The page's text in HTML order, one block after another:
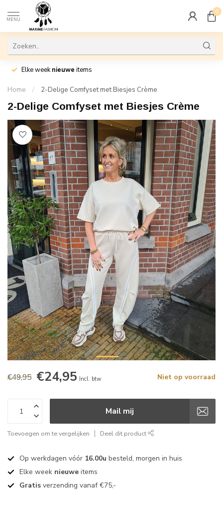
MENU
0
Elke weeknieuwe items
Home / 2-Delige Comfyset met Biesjes Crème
2-Delige Comfyset met Biesjes Crème
€49,95 €24,95 Incl. btw Niet op voorraad
Mail mij
Toevoegen om te vergelijken Deel dit product
Op werkdagen vóór 16.00u besteld, morgen in huis
Elke week nieuwe items
Gratis verzending vanaf €75,-